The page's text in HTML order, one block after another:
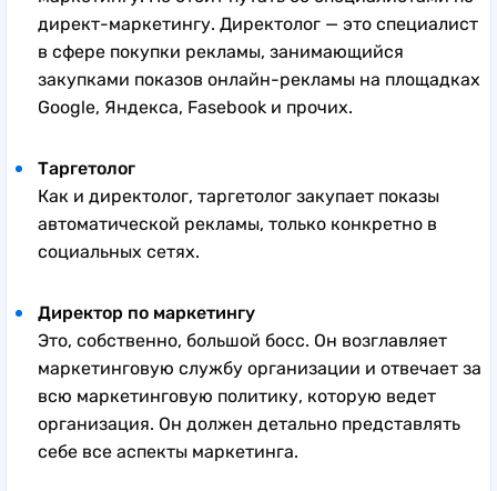
директ-маркетингу. Директолог — это специалист
в сфере покупки рекламы, занимающийся
закупками показов онлайн-рекламы на площадках
Google, Яндекса, Fasebook и прочих.
Таргетолог
Как и директолог, таргетолог закупает показы
автоматической рекламы, только конкретно в
социальных сетях.
Директор по маркетингу
Это, собственно, большой босс. Он возглавляет
маркетинговую службу организации и отвечает за
всю маркетинговую политику, которую ведет
организация. Он должен детально представлять
себе все аспекты маркетинга.